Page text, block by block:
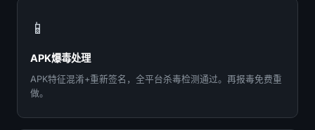
📱
APK爆毒处理
APK特征混淆+重新签名，全平台杀毒检测通过。再报毒免费重
做。